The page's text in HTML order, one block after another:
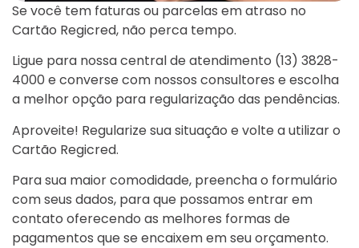
Se você tem faturas ou parcelas em atraso no
Cartão Regicred, não perca tempo.
Ligue para nossa central de atendimento (13) 3828-
4000 e converse com nossos consultores e escolha
a melhor opção para regularização das pendências.
Aproveite! Regularize sua situação e volte a utilizar o
Cartão Regicred.
Para sua maior comodidade, preencha o formulário
com seus dados, para que possamos entrar em
contato oferecendo as melhores formas de
pagamentos que se encaixem em seu orçamento.